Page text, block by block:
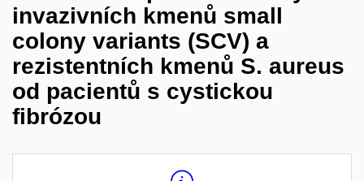
invazivních kmenů small
colony variants (SCV) a
rezistentních kmenů S. aureus
od pacientů s cystickou
fibrózou